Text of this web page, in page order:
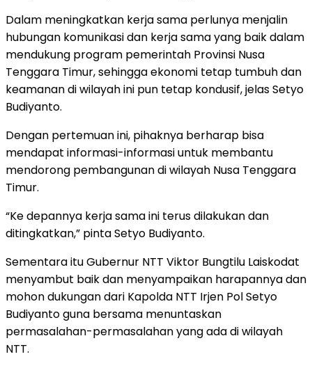
Dalam meningkatkan kerja sama perlunya menjalin
hubungan komunikasi dan kerja sama yang baik dalam
mendukung program pemerintah Provinsi Nusa
Tenggara Timur, sehingga ekonomi tetap tumbuh dan
keamanan di wilayah ini pun tetap kondusif, jelas Setyo
Budiyanto.
Dengan pertemuan ini, pihaknya berharap bisa
mendapat informasi-informasi untuk membantu
mendorong pembangunan di wilayah Nusa Tenggara
Timur.
“Ke depannya kerja sama ini terus dilakukan dan
ditingkatkan,” pinta Setyo Budiyanto.
Sementara itu Gubernur NTT Viktor Bungtilu Laiskodat
menyambut baik dan menyampaikan harapannya dan
mohon dukungan dari Kapolda NTT Irjen Pol Setyo
Budiyanto guna bersama menuntaskan
permasalahan-permasalahan yang ada di wilayah
NTT.